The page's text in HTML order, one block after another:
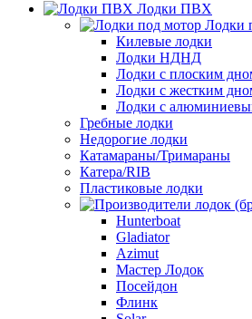
Лодки ПВХ
Лодки
Килевые лодки
Лодки НДНД
Лодки с плоским
Лодки с жестким
Лодки с
Гребные лодки
Недорогие лодки
Катамараны/Тримараны
Катера/RIB
Пластиковые лодки
Hunterboat
Gladiator
Azimut
Мастер Лодок
Посейдон
Флинк